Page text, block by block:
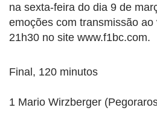
na sexta-feira do dia 9 de
emoções com transmissão
21h30 no site www.f1bc.com.
Final, 120 minutos
1 Mario Wirzberger